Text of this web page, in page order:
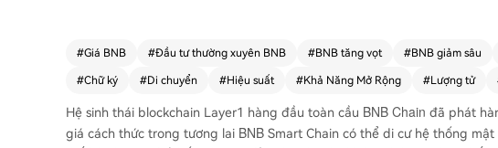
#Giá BNB #Đầu tư thường xuyên BNB #BNB tăng vọt #BNB giảm sâu
#Chữ ký #Di chuyển #Hiệu suất #Khả Năng Mở Rộng #Lượng tử
Hệ sinh thái blockchain Layer1 hàng đầu toàn cầu BNB Chain đã phát
giá cách thức trong tương lai BNB Smart Chain có thể di cư hệ thống